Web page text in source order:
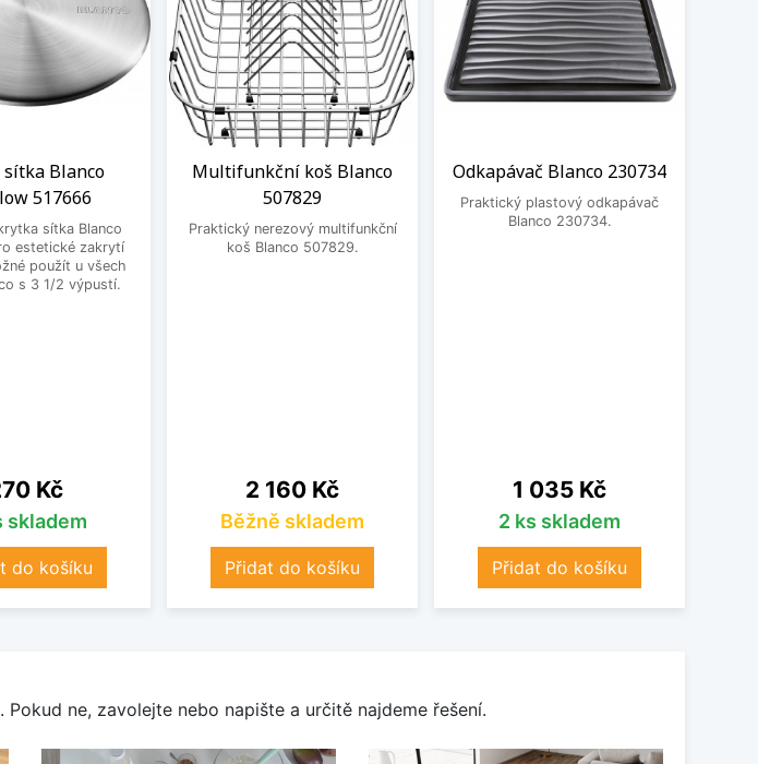
Blanco
517666
sítka Blanco
estetické zakrytí
použít u všech
s 3 1/2 výpustí.
Kč
skladem
do košíku
Multifunkční koš Blanco
507829
Praktický nerezový multifunkční
koš Blanco 507829.
Cena
2 160 Kč
Běžně skladem
Přidat do košíku
Odkapávač Blanco 230734
Praktický plastový odkapávač
Blanco 230734.
Cena
1 035 Kč
2 ks skladem
Přidat do košíku
ne, zavolejte nebo napište a určitě najdeme řešení.